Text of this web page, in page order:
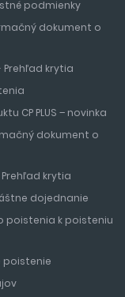
podmienky
dokument o
krytia
CP PLUS – novinka
dokument o
krytia
dojednanie
poistenia k poisteniu
poistenie